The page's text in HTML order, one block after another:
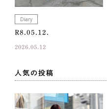
Diary
R8.05.12.
2026.05.12
人気の投稿